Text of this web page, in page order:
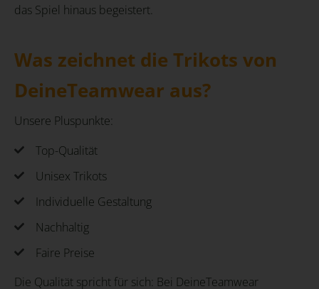
das Spiel hinaus begeistert.
Was zeichnet die Trikots von
DeineTeamwear aus?
Unsere Pluspunkte:
Top-Qualität
Unisex Trikots
Individuelle Gestaltung
Nachhaltig
Faire Preise
Die Qualität spricht für sich: Bei DeineTeamwear